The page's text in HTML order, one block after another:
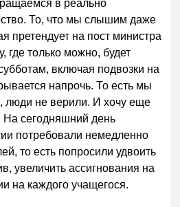
в реально
То, что мы слышим даже
претендует на пост министра
где только можно, будет
включая подвозки на
напрочь. То есть мы
люди не верили. И хочу еще
На сегодняшний день
потребовали немедленно
то есть попросили удвоить
увеличить ассигнования на
на каждого учащегося.